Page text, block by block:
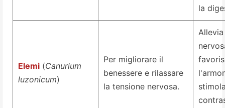
la
Elemi (Canurium
luzonicum)
Per migliorare il
benessere e rilassare
la tensione nervosa.